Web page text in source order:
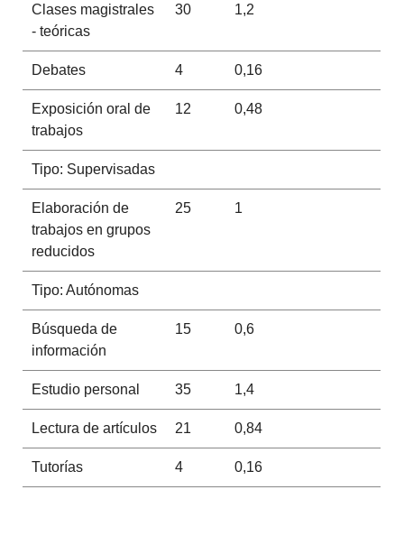
Clases magistrales
- teóricas
30 1,2
Debates 4 0,16
Exposición oral de
trabajos
12 0,48
Tipo: Supervisadas
Elaboración de
trabajos en grupos
reducidos
25 1
Tipo: Autónomas
Búsqueda de
información
15 0,6
Estudio personal 35 1,4
Lectura de artículos 21 0,84
Tutorías 4 0,16